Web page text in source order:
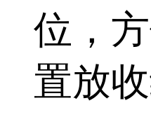
位，
置放收